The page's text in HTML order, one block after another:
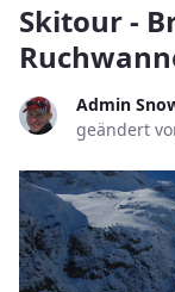
Skitour -
Admin
geändert